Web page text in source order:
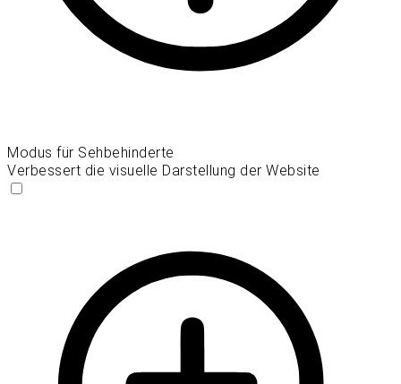
Modus für Sehbehinderte
Verbessert die visuelle Darstellung der Website